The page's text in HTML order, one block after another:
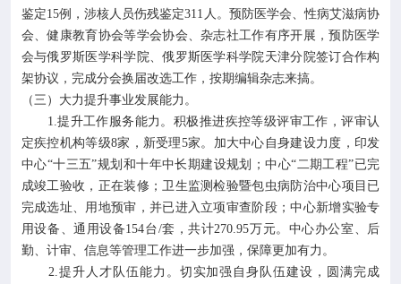
鉴定15例，涉核人员伤残鉴定311人。预防医学会、性病艾滋病协
会、健康教育协会等学会协会、杂志社工作有序开展，预防医学
会与俄罗斯医学科学院、俄罗斯医学科学院天津分院签订合作构
架协议，完成分会换届改选工作，按期编辑杂志来搞。
（三）大力提升事业发展能力。
1.提升工作服务能力。积极推进疾控等级评审工作，评审认
定疾控机构等级8家，新受理5家。加大中心自身建设力度，印发
中心“十三五”规划和十年中长期建设规划；中心“二期工程”已完
成竣工验收，正在装修；卫生监测检验暨包虫病防治中心项目已
完成选址、用地预审，并已进入立项审查阶段；中心新增实验专
用设备、通用设备154台/套，共计270.95万元。中心办公室、后
勤、计审、信息等管理工作进一步加强，保障更加有力。
2.提升人才队伍能力。切实加强自身队伍建设，圆满完成